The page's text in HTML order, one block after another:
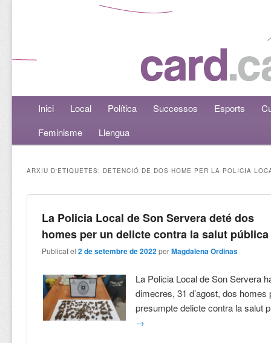
Menú principalAneu al contingut principal
Aneu al contingut secundari
Inici Local Política Successos Esports
Feminisme
Llengua
ARXIU D'ETIQUETES: DETENCIÓ DE DOS HOME PER LA POLICIA
La Policia Local de Son Servera deté dos
homes per un delicte contra la salut pública
Publicat el2 de setembre de 2022 perMagdalena Ordinas
La Policia Local de Son Servera
dimecres, 31 d’agost, dos homes
presumpte delicte contra la salut
→